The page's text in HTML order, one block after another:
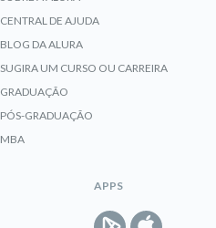
CENTRAL DE AJUDA
BLOG DA ALURA
SUGIRA UM CURSO OU CARREIRA
GRADUAÇÃO
PÓS-GRADUAÇÃO
MBA
APPS